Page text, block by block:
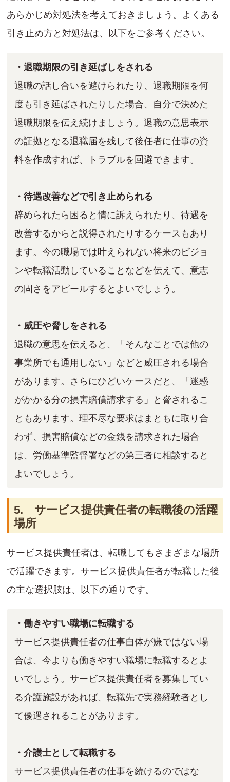
あらかじめ対処法を考えておきましょう。よくある
引き止め方と対処法は、以下をご参考ください。
・退職期限の引き延ばしをされる
退職の話し合いを避けられたり、退職期限を何
度も引き延ばされたりした場合、自分で決めた
退職期限を伝え続けましょう。退職の意思表示
の証拠となる退職届を残して後任者に仕事の資
料を作成すれば、トラブルを回避できます。
・待遇改善などで引き止められる
辞められたら困ると情に訴えられたり、待遇を
改善するからと説得されたりするケースもあり
ます。今の職場では叶えられない将来のビジョ
ンや転職活動していることなどを伝えて、意志
の固さをアピールするとよいでしょう。
・威圧や脅しをされる
退職の意思を伝えると、「そんなことでは他の
事業所でも通用しない」などと威圧される場合
があります。さらにひどいケースだと、「迷惑
がかかる分の損害賠償請求する」と脅されるこ
ともあります。理不尽な要求はまともに取り合
わず、損害賠償などの金銭を請求された場合
は、労働基準監督署などの第三者に相談すると
よいでしょう。
5. サービス提供責任者の転職後の活躍
場所
サービス提供責任者は、転職してもさまざまな場所
で活躍できます。サービス提供責任者が転職した後
の主な選択肢は、以下の通りです。
・働きやすい職場に転職する
サービス提供責任者の仕事自体が嫌ではない場
合は、今よりも働きやすい職場に転職するとよ
いでしょう。サービス提供責任者を募集してい
る介護施設があれば、転職先で実務経験者とし
て優遇されることがあります。
・介護士として転職する
サービス提供責任者の仕事を続けるのではな